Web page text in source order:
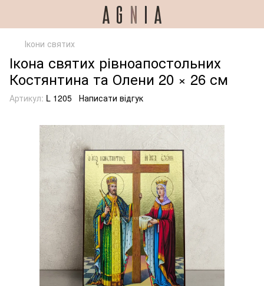
Ікони святих
Ікона святих рівноапостольних
Костянтина та Олени 20 × 26 см
Артикул: L 1205 Написати відгук